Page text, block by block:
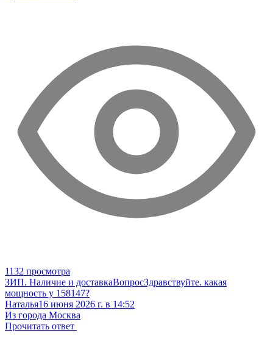
1132 просмотра
ЗИП. Наличие и доставкаВопросЗдравствуйте. какая
мощность у 158147?
Наталья16 июня 2026 г. в 14:52
Из города Москва
Прочитать ответ